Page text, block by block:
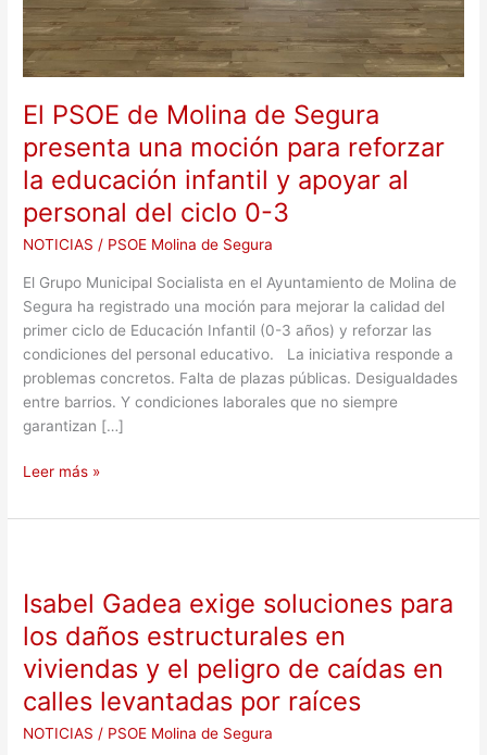
El PSOE de Molina de Segura
presenta una moción para reforzar
la educación infantil y apoyar al
personal del ciclo 0-3
NOTICIAS / PSOE Molina de Segura
El Grupo Municipal Socialista en el Ayuntamiento de Molina de
Segura ha registrado una moción para mejorar la calidad del
primer ciclo de Educación Infantil (0-3 años) y reforzar las
condiciones del personal educativo. La iniciativa responde a
problemas concretos. Falta de plazas públicas. Desigualdades
entre barrios. Y condiciones laborales que no siempre
garantizan […]
la
educación
infantil
apoyar
al
personal
del
ciclo
0-
Leer más »
Isabel Gadea exige soluciones para
los daños estructurales en
viviendas y el peligro de caídas en
calles levantadas por raíces
NOTICIAS / PSOE Molina de Segura
exige
soluciones
para
los
daños
en